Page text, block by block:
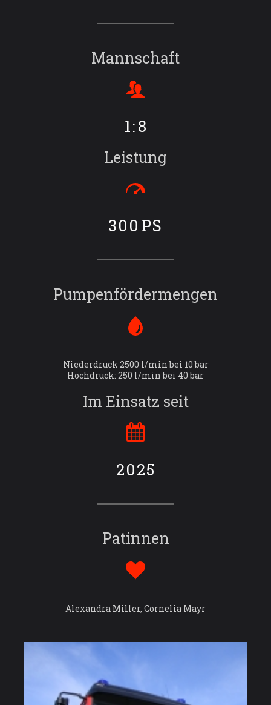
Mannschaft
1:8
Leistung
300 PS
Pumpenfördermengen
Niederdruck 2500 l/min bei 10 bar
Hochdruck: 250 l/min bei 40 bar
Im Einsatz seit
2025
Patinnen
Alexandra Miller, Cornelia Mayr